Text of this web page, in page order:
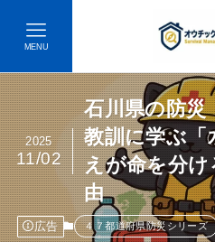
MENU
石川県の防災
教訓に学ぶ「
えが命を分け
2025
11/02
広告 ４７都道府県防災シリーズ